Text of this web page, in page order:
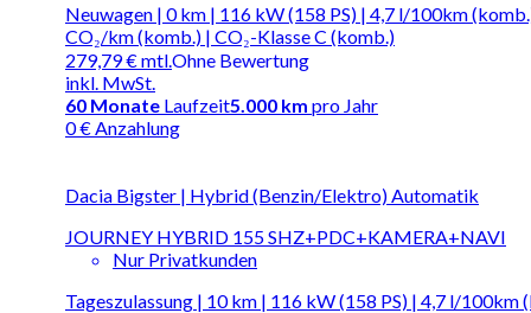
Neuwagen | 0 km | 116 kW (158 PS) | 4,7 l/100km
CO₂/km (komb.) | CO₂-Klasse C (komb.)
279,79 €mtl.
inkl. MwSt.
Ohne Bewertung
60 Monate Laufzeit5.000 km pro Jahr
0 € Anzahlung
Dacia Bigster | Hybrid (Benzin/Elektro) Automatik
JOURNEY HYBRID 155 SHZ+PDC+KAMERA+NAVI
Nur Privatkunden
Tageszulassung | 10 km | 116 kW (158 PS) | 4,7 l/100km